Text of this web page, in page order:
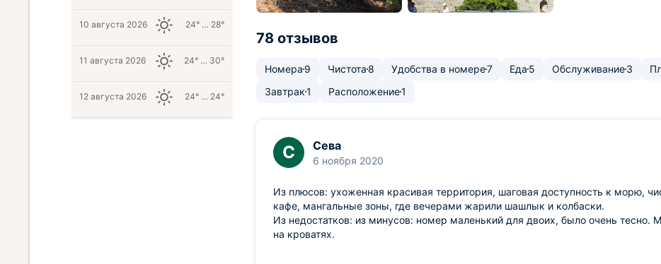
78 отзывов
Номера 9 Чистота 8 Удобства в номере7 Еда 5 Обслуживание3
Завтрак1 Расположение1
С Сева
6 ноября 2020
Из плюсов: ухоженная красивая территория, шаговая доступность к морю,
кафе, мангальные зоны, где вечерами жарили шашлык и колбаски.
Из недостатков: из минусов: номер маленький для двоих, было очень тесно.
на кроватях.
10 августа 2026 24° … 28°
11 августа 2026 24° … 30°
12 августа 2026 24° … 24°